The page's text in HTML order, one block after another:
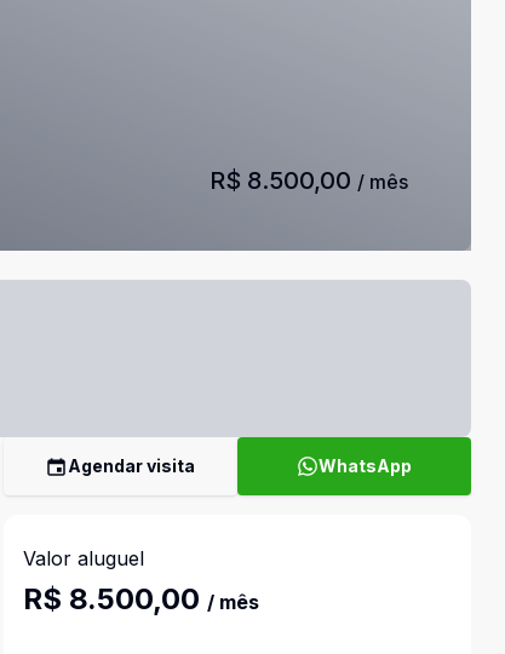
R$ 8.500,00 / mês
Agendar visita WhatsApp
Valor aluguel
R$ 8.500,00 / mês